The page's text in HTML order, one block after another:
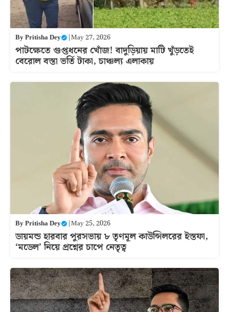
ByPritisha Dey |May 27, 2026
পাটক্ষেতে গুপ্তধনের খোঁজ! বাদুড়িয়ায় মাটি খুঁড়তেই
বেরোল বস্তা ভর্তি টাকা, চাঞ্চল্য এলাকায়
ByPritisha Dey |May 25, 2026
ডায়মন্ড হারবার পুরসভায় ৮ তৃণমূল কাউন্সিলরের ইস্তফা,
‘মডেল’ নিয়ে প্রশ্নের চাপে নেতৃত্ব